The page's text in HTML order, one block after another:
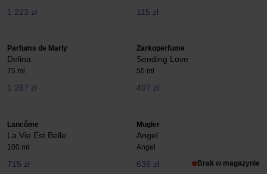
1 223 zł 115 zł
Parfums de Marly
Delina
75 ml
1 267 zł
Zarkoperfume
Sending Love
50 ml
407 zł
Lancôme
La Vie Est Belle
100 ml
715 zł
Mugler
Angel
Angel
636 zł Brak w magazynie